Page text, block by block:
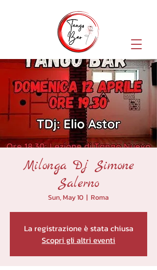
Milonga Dj Simone
Salerno
Sun, May 10
  |
Roma
La registrazione è stata chiusa
Scopri gli altri eventi